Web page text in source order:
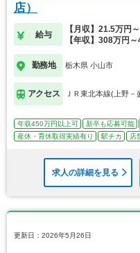
店）
給与
【月収】21.5万円
【年収】308万円
勤務地 栃木県 小山市
アクセス ＪＲ東北本線(上野
年収450万円以上可 新卒も応募可能
産休・育休取得実績有り
駅チカ 店
求人の詳細を見る
更新日：2026年5月26日